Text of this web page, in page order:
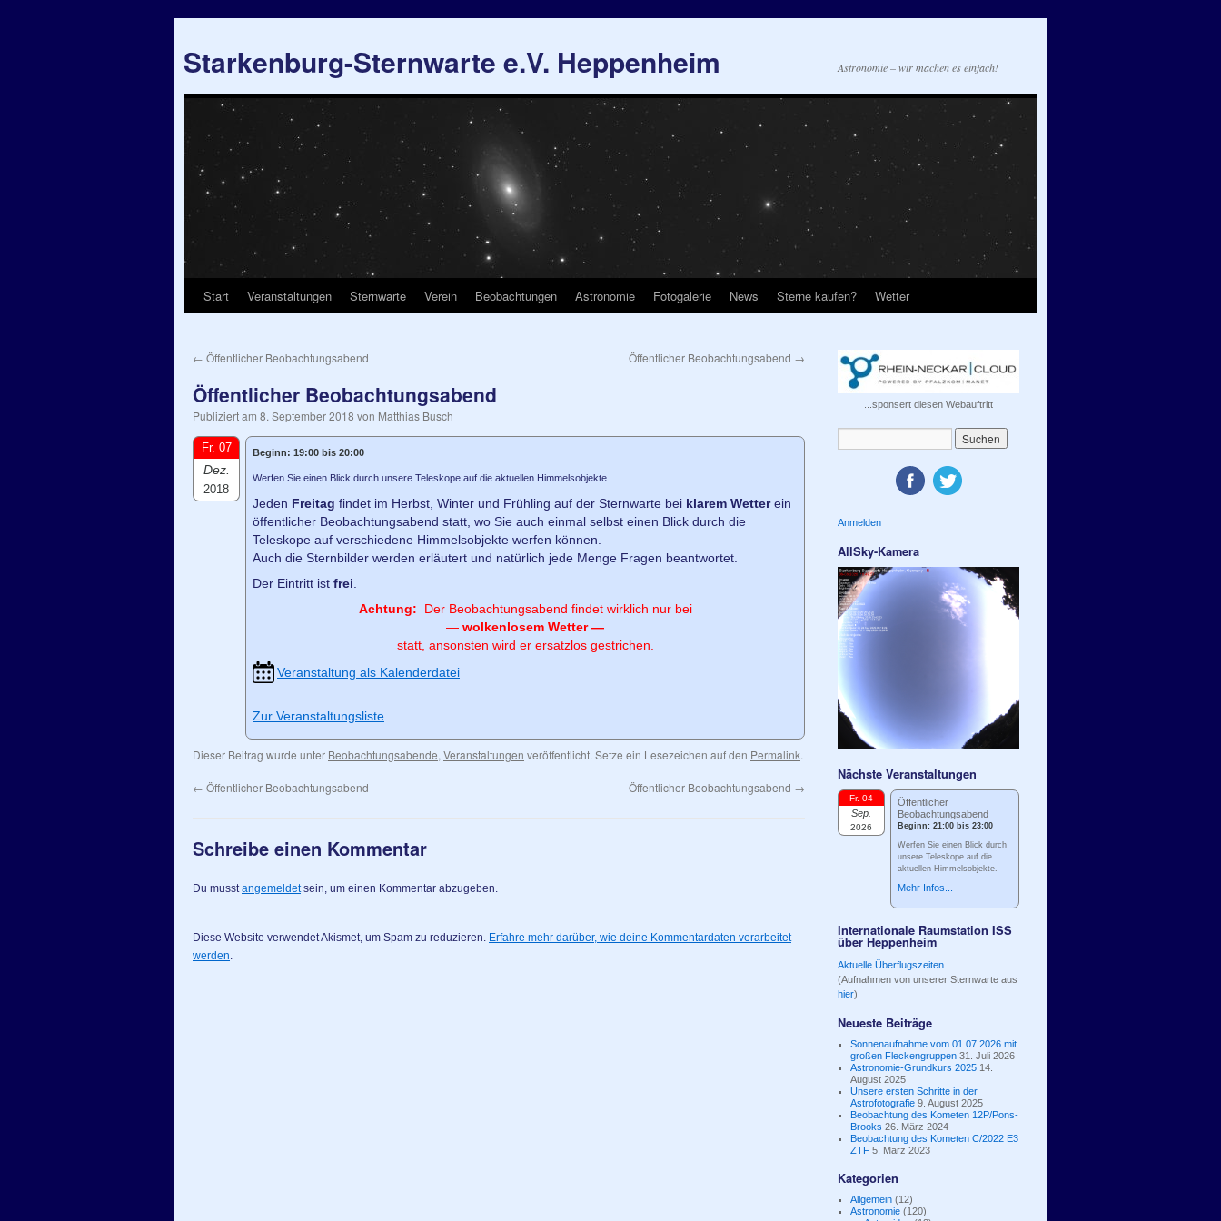
Starkenburg-Sternwarte e.V. Heppenheim Astronomie – wir machen es einfach!
Springe
Inhalt
Start Veranstaltungen Sternwarte Verein Beobachtungen Astronomie Fotogalerie News Sterne kaufen? Wetter
← Öffentlicher Beobachtungsabend Öffentlicher Beobachtungsabend →
Öffentlicher Beobachtungsabend
Publiziert am 8. September 2018 von Matthias Busch
Fr. 07
Dez.
2018
Beginn: 19:00 bis 20:00
Werfen Sie einen Blick durch unsere Teleskope auf die aktuellen Himmelsobjekte.
Jeden Freitag findet im Herbst, Winter und Frühling auf der Sternwarte bei klarem Wetterein
öffentlicher Beobachtungsabend statt, wo Sie auch einmal selbst einen Blick durch die
Teleskope auf verschiedene Himmelsobjekte werfen können.
Auch die Sternbilder werden erläutert und natürlich jede Menge Fragen beantwortet.
Der Eintritt ist frei
Achtung: Der Beobachtungsabend findet wirklich nur bei
— wolkenlosem Wetter —
statt, ansonsten wird er ersatzlos gestrichen.
Veranstaltung als Kalenderdatei
Zur Veranstaltungsliste
Dieser Beitrag wurde unter Beobachtungsabende, Veranstaltungen veröffentlicht. Setze ein Lesezeichen auf den Permalink.
← Öffentlicher Beobachtungsabend Öffentlicher Beobachtungsabend →
Schreibe einen Kommentar
Du musstangemeldetsein, um einen Kommentar abzugeben.
Diese Website verwendet Akismet, um Spam zu reduzieren. Erfahre mehr darüber, wie deine Kommentardaten verarbeitet
werden.
...sponsert diesen Webauftritt
Anmelden
AllSky-Kamera
Nächste Veranstaltungen
Fr. 04
Sep.
2026
Öffentlicher
Beobachtungsabend
Beginn: 21:00 bis 23:00
Werfen Sie einen Blick durch
unsere Teleskope auf die
aktuellen Himmelsobjekte.
Mehr Infos...
Internationale Raumstation ISS
über Heppenheim
Aktuelle Überflugszeiten
(Aufnahmen von unserer Sternwarte aus
hier)
Neueste Beiträge
Sonnenaufnahme vom 01.07.2026 mit
großen Fleckengruppen 31. Juli 2026
Astronomie-Grundkurs 2025 14.
August 2025
Unsere ersten Schritte in der
Astrofotografie 9. August 2025
Beobachtung des Kometen 12P/Pons-
Brooks 26. März 2024
Beobachtung des Kometen C/2022 E3
ZTF 5. März 2023
Kategorien
Allgemein (12)
Astronomie (120)